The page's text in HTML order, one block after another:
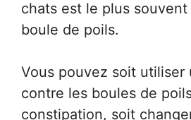
chats est le plus
boule de poils.
Vous pouvez soit utiliser
contre les boules de
constipation, soit